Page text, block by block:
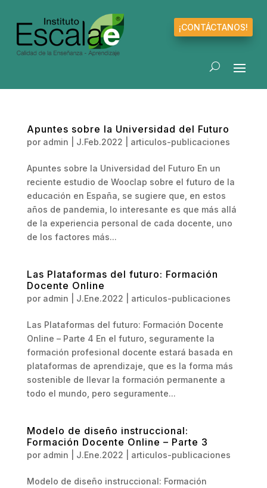
¡CONTÁCTANOS!
Apuntes sobre la Universidad del Futuro
por admin J.Feb.2022 articulos-publicaciones
Apuntes sobre la Universidad del Futuro En un
reciente estudio de Wooclap sobre el futuro de la
educación en España, se sugiere que, en estos
años de pandemia, lo interesante es que más allá
de la experiencia personal de cada docente, uno
de los factores más...
Las Plataformas del futuro: Formación
Docente Online
por admin J.Ene.2022 articulos-publicaciones
Las Plataformas del futuro: Formación Docente
Online – Parte 4 En el futuro, seguramente la
formación profesional docente estará basada en
plataformas de aprendizaje, que es la forma más
sostenible de llevar la formación permanente a
todo el mundo, pero seguramente...
Modelo de diseño instruccional:
Formación Docente Online – Parte 3
por admin J.Ene.2022 articulos-publicaciones
Modelo de diseño instruccional: Formación